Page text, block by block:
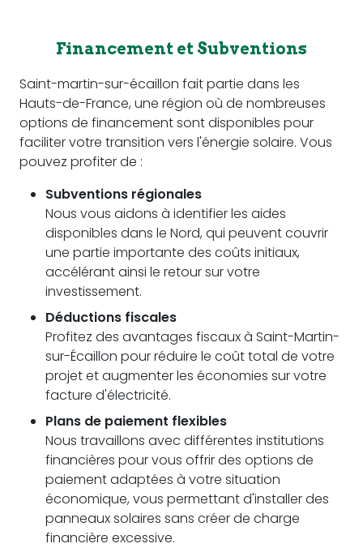
Financement et Subventions
Saint-martin-sur-écaillon fait partie dans les
Hauts-de-France, une région où de nombreuses
options de financement sont disponibles pour
faciliter votre transition vers l'énergie solaire. Vous
pouvez profiter de :
Subventions régionales
Nous vous aidons à identifier les aides
disponibles dans le Nord, qui peuvent couvrir
une partie importante des coûts initiaux,
accélérant ainsi le retour sur votre
investissement.
Déductions fiscales
Profitez des avantages fiscaux à Saint-Martin-
sur-Écaillon pour réduire le coût total de votre
projet et augmenter les économies sur votre
facture d'électricité.
Plans de paiement flexibles
Nous travaillons avec différentes institutions
financières pour vous offrir des options de
paiement adaptées à votre situation
économique, vous permettant d'installer des
panneaux solaires sans créer de charge
financière excessive.